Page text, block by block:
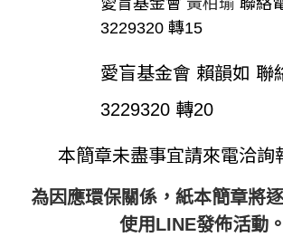
3229320 轉15
愛盲基金會 賴韻如 聯
3229320 轉20
本簡章未盡事宜請來電洽詢
為因應環保關係，紙本簡章將
使用LINE發佈活動。